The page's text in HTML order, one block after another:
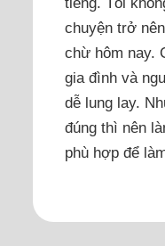
chuyện trở
chừ hôm nay.
gia đình và
dễ lung lay.
đúng thì nên
phù hợp để